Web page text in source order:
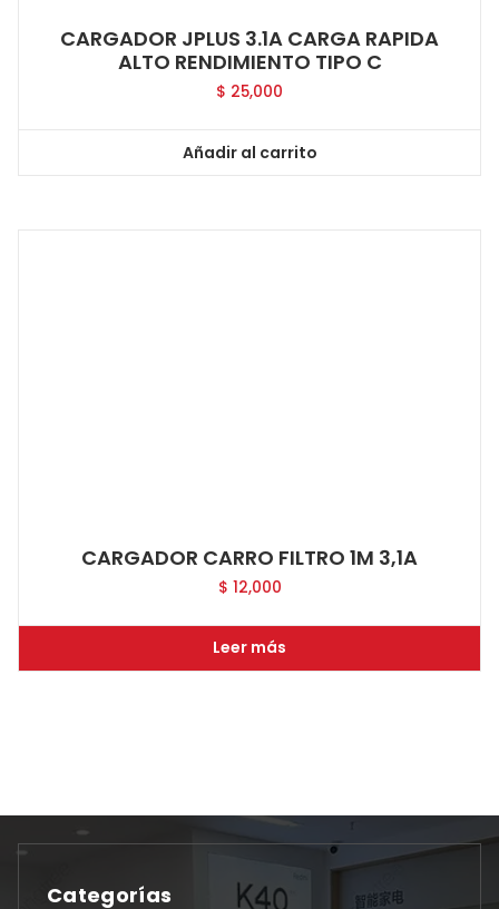
CARGADOR JPLUS 3.1A CARGA RAPIDA
ALTO RENDIMIENTO TIPO C
$ 25,000
Añadir al carrito
CARGADOR CARRO FILTRO 1M 3,1A
$ 12,000
Leer más
Categorías